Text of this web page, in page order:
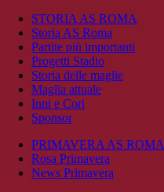
STORIA AS ROMA
Storia AS Roma
Partite più importanti
Progetti Stadio
Storia delle maglie
Maglia attuale
Inni e Cori
Sponsor
PRIMAVERA AS ROMA
Rosa Primavera
News Primavera